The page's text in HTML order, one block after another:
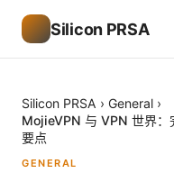
Silicon PRSA
Silicon PRSA › General ›
MojieVPN 与 VPN 世界：
要点
GENERAL